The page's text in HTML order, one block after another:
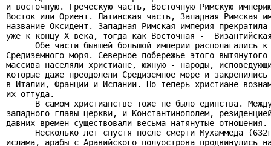
и восточную. Греческую часть, Восточную Римскую
Восток или Ориент. Латинская часть, Западная Римская
название Оксидент. Западная Римская империя прекратила
уже к концу X века, тогда как Восточная -
Обе части бывшей большой империи располагались к
Средиземного моря. Северное побережье этого
массива населяли христиане, южную - народы,
которые даже преодолели Средиземное море и
в Италии, Франции и Испании. Но теперь христиане
их оттуда.
В самом христианстве тоже не было единства.
западного главы церкви, и Константинополем,
давних времен существовали весьма натянутые отношения.
Несколько лет спустя после смерти Мухаммеда
ислама, арабы с Аравийского полуострова продвинулись